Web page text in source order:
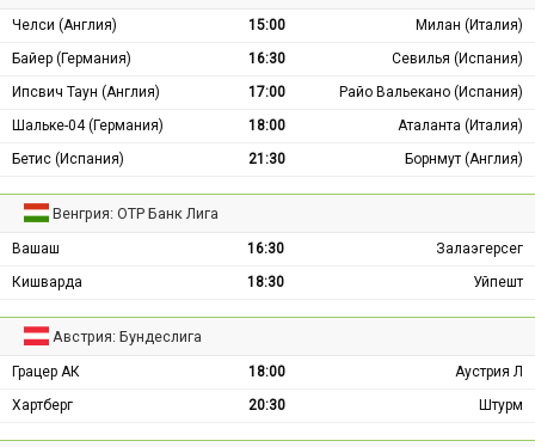
Челси (Англия) 15:00
Милан (Италия)
Байер (Германия)
16:30
Севилья (Испания)
Ипсвич Таун (Англия)
17:00
Райо Вальекано (Испания)
Шальке-04 (Германия)
18:00
Аталанта (Италия)
Бетис (Испания)
21:30 Борнмут (Англия)
Венгрия: ОТР Банк Лига
Вашаш 16:30
Залаэгерсег
Кишварда
18:30 Уйпешт
Австрия: Бундеслига
Грацер АК 18:00
Аустрия Л
Хартберг
20:30 Штурм